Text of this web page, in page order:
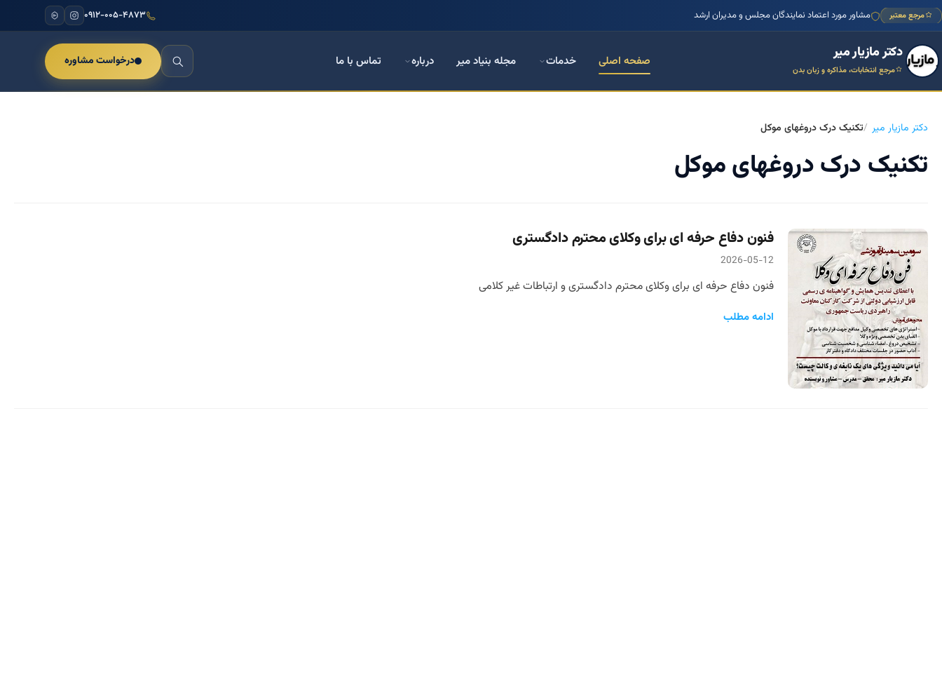
مرجع معتبر مشاور مورد اعتماد نمایندگان مجلس و مدیران ارشد ۰۹۱۲-۰۰۵-۴۸۷۳
دکتر مازیار میر
مرجع انتخابات، مذاکره و زبان بدن
صفحه اصلی خدمات مجله بنیاد میر درباره تماس با ما درخواست مشاوره
دکتر مازیار میر تکنیک درک دروغهای موکل
تکنیک درک دروغهای موکل
فنون دفاع حرفه ای برای وکلای محترم دادگستری
2026-05-12
فنون دفاع حرفه ای برای وکلای محترم دادگستری و ارتباطات غیر کلامی
ادامه مطلب